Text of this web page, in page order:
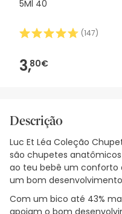
5Ml 40
(147)
3,80€
Descrição
Luc Et Léa Coleção
são chupetes
ao teu bebê um
um bom
Com um bico até 43%
apoiam o bom